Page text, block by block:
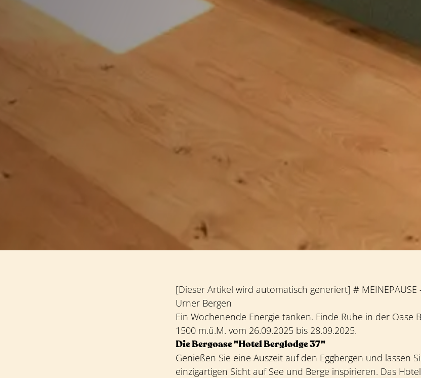
[Dieser Artikel wird automatisch generiert] #
Urner Bergen
Ein Wochenende Energie tanken. Finde Ruhe in der Oase
1500 m.ü.M. vom 26.09.2025 bis 28.09.2025.
Die Bergoase "Hotel Berglodge 37"
Genießen Sie eine Auszeit auf den Eggbergen und lassen
einzigartigen Sicht auf See und Berge inspirieren. Das